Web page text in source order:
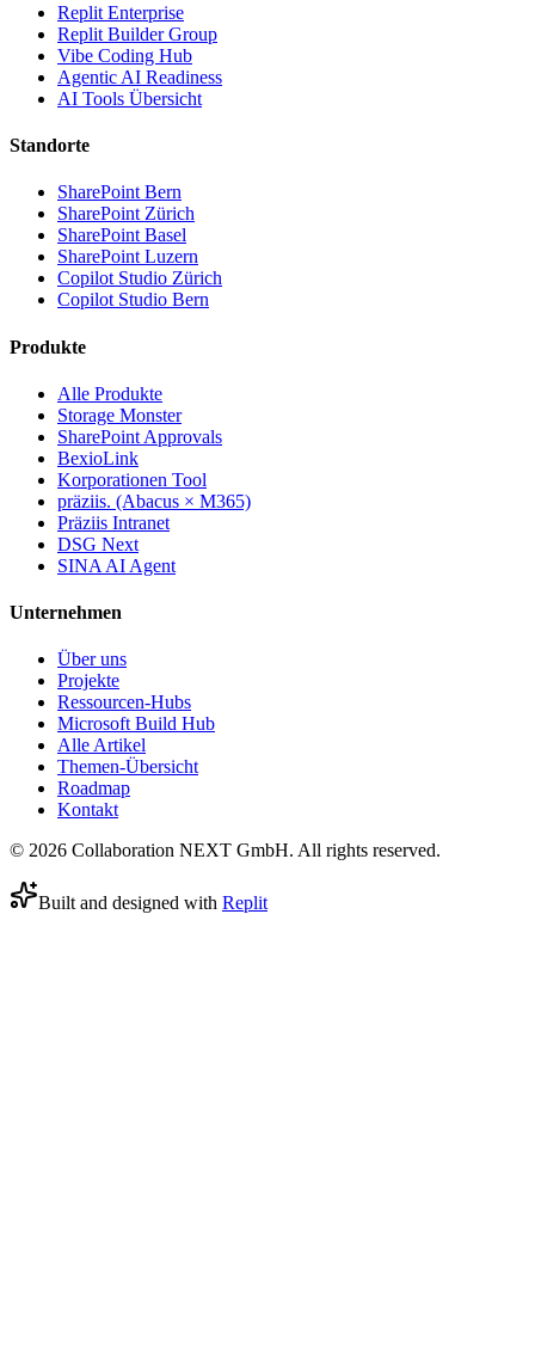
Replit Enterprise
Replit Builder Group
Vibe Coding Hub
Agentic AI Readiness
AI Tools Übersicht
Standorte
SharePoint Bern
SharePoint Zürich
SharePoint Basel
SharePoint Luzern
Copilot Studio Zürich
Copilot Studio Bern
Produkte
Alle Produkte
Storage Monster
SharePoint Approvals
BexioLink
Korporationen Tool
präziis. (Abacus × M365)
Präziis Intranet
DSG Next
SINA AI Agent
Unternehmen
Über uns
Projekte
Ressourcen-Hubs
Microsoft Build Hub
Alle Artikel
Themen-Übersicht
Roadmap
Kontakt
© 2026 Collaboration NEXT GmbH. All rights reserved.
Built and designed with Replit